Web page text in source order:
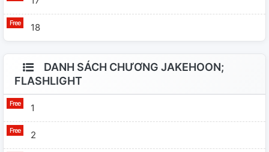
18
DANH SÁCH CHƯƠNG JAKEHOON;
FLASHLIGHT
1
2